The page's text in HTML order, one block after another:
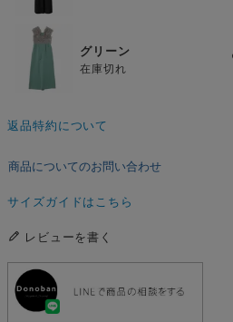
グリーン
在庫切れ
返品特約について
商品についてのお問い合わせ
サイズガイドはこちら
レビューを書く